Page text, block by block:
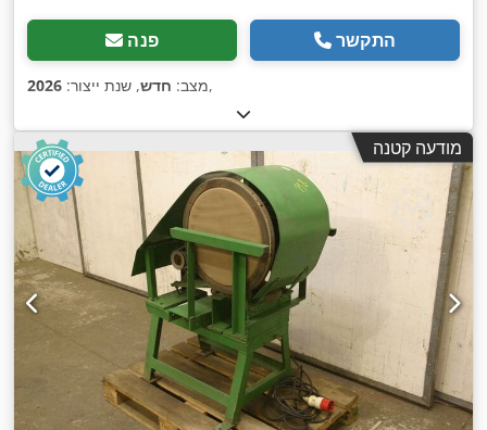
פנה התקשר
מצב: חדש, שנת ייצור: 2026 ,
מודעה קטנה